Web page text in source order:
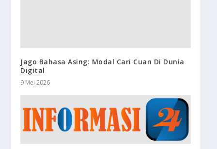
Jago Bahasa Asing: Modal Cari Cuan Di Dunia
Digital
9 Mei 2026